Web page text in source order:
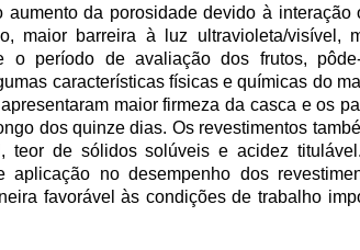
da porosidade devido à interação
maior barreira à luz ultravioleta/visível,
o período de avaliação dos frutos,
características físicas e químicas do
maior firmeza da casca e os
dos quinze dias. Os revestimentos
teor de sólidos solúveis e acidez
aplicação no desempenho dos
favorável às condições de trabalho